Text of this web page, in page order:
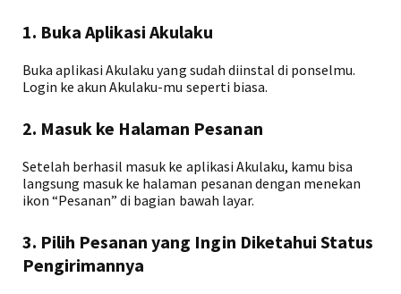
1. Buka Aplikasi Akulaku
Buka aplikasi Akulaku yang sudah diinstal di ponselmu.
Login ke akun Akulaku-mu seperti biasa.
2. Masuk ke Halaman Pesanan
Setelah berhasil masuk ke aplikasi Akulaku, kamu bisa
langsung masuk ke halaman pesanan dengan menekan
ikon “Pesanan” di bagian bawah layar.
3. Pilih Pesanan yang Ingin Diketahui Status
Pengirimannya